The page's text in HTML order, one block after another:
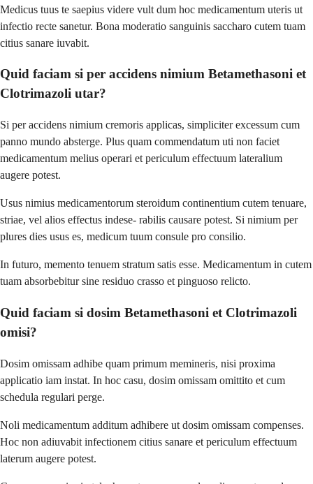
Medicus tuus te saepius videre vult dum hoc medicamentum uteris ut
infectio recte sanetur. Bona moderatio sanguinis saccharo cutem tuam
citius sanare iuvabit.
Quid faciam si per accidens nimium Betamethasoni et
Clotrimazoli utar?
Si per accidens nimium cremoris applicas, simpliciter excessum cum
panno mundo absterge. Plus quam commendatum uti non faciet
medicamentum melius operari et periculum effectuum lateralium
augere potest.
Usus nimius medicamentorum steroidum continentium cutem tenuare,
striae, vel alios effectus indese- rabilis causare potest. Si nimium per
plures dies usus es, medicum tuum consule pro consilio.
In futuro, memento tenuem stratum satis esse. Medicamentum in cutem
tuam absorbebitur sine residuo crasso et pinguoso relicto.
Quid faciam si dosim Betamethasoni et Clotrimazoli
omisi?
Dosim omissam adhibe quam primum memineris, nisi proxima
applicatio iam instat. In hoc casu, dosim omissam omittito et cum
schedula regulari perge.
Noli medicamentum additum adhibere ut dosim omissam compenses.
Hoc non adiuvabit infectionem citius sanare et periculum effectuum
laterum augere potest.